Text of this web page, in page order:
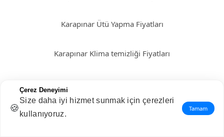
Karapınar Ütü Yapma Fiyatları
Karapınar Klima temizliği Fiyatları
Karapınar Cam Temizliği Fiyatları
🍪
Çerez Deneyimi
Size daha iyi hizmet sunmak için çerezleri
kullanıyoruz.
Tamam